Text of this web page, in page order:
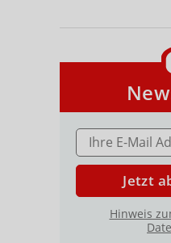
E-MAIL ADRESSE
Jetzt
Hinweis